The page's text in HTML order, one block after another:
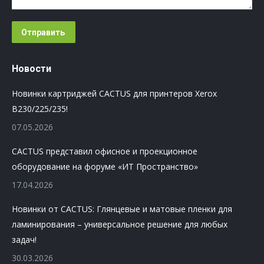
Отправить
Новости
Новинки картриджей CACTUS для принтеров Xerox
B230/225/235!
07.05.2026
CACTUS представил офисное и проекционное
оборудование на форуме «ИТ Пространство»
17.04.2026
Новинки от CACTUS: Глянцевые и матовые пленки для
ламинирования – универсальное решение для любых
задач!
30.03.2026